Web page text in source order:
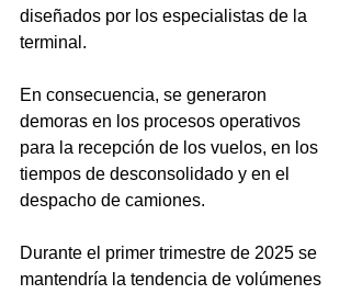
diseñados por los especialistas de la
terminal.
En consecuencia, se generaron
demoras en los procesos operativos
para la recepción de los vuelos, en los
tiempos de desconsolidado y en el
despacho de camiones.
Durante el primer trimestre de 2025 se
mantendría la tendencia de volúmenes